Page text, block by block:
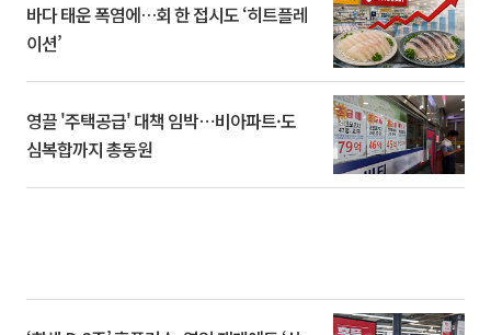
바다 태운 폭염에…회 한 접시도 ‘히트플레
이션’
영끌 '주택공급' 대책 임박⋯비아파트·도
심복합까지 총동원